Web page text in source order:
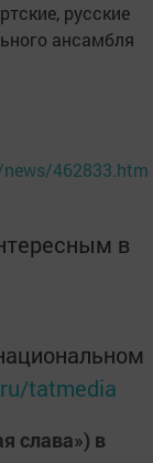
русские
ансамбля
462833.htm
в
tatmedia
слава») в